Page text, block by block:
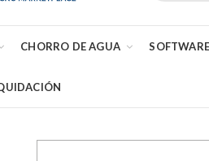
CHORRO DE AGUA